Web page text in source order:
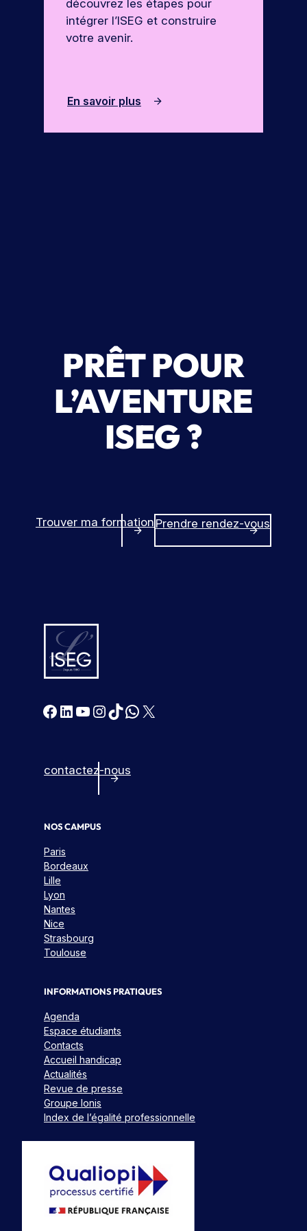
découvrez les étapes pour
intégrer l’ISEG et construire
votre avenir.
En savoir plus
PRÊT POUR
L’AVENTURE
ISEG ?
Trouver ma formation Prendre rendez-vous
Facebook LinkedIn YouTube InstagramTikTok WhatsApp X
contactez-nous
NOS CAMPUS
Paris
Bordeaux
Lille
Lyon
Nantes
Nice
Strasbourg
Toulouse
INFORMATIONS PRATIQUES
Agenda
Espace étudiants
Contacts
Accueil handicap
Actualités
Revue de presse
Groupe Ionis
Index de l’égalité professionnelle